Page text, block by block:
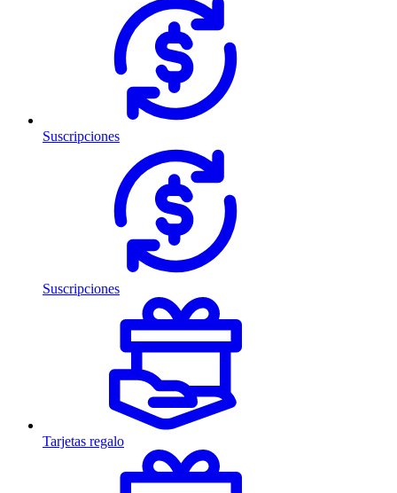
Suscripciones
Suscripciones
Tarjetas regalo